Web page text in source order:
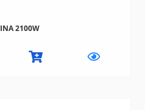
2100W